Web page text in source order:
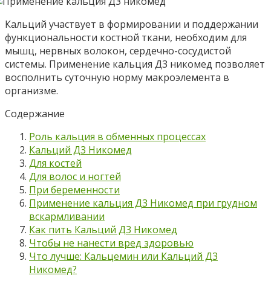
Кальций участвует в формировании и поддержании
функциональности костной ткани, необходим для
мышц, нервных волокон, сердечно-сосудистой
системы. Применение кальция Д3 никомед позволяет
восполнить суточную норму макроэлемента в
организме.
Содержание
Роль кальция в обменных процессах
Кальций Д3 Никомед
Для костей
Для волос и ногтей
При беременности
Применение кальция Д3 Никомед при грудном
вскармливании
Как пить Кальций Д3 Никомед
Чтобы не нанести вред здоровью
Что лучше: Кальцемин или Кальций Д3
Никомед?